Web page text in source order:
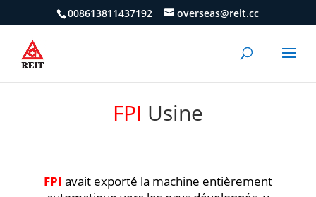
008613811437192 overseas@reit.cc
FPI Usine
FPI avait exporté la machine entièrement